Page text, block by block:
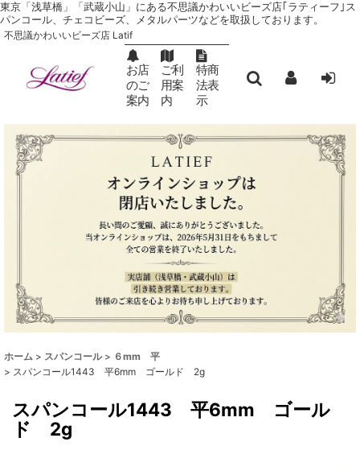
東京「浅草橋」「武蔵小山」にある不思議かわいいビーズ店｢ラティーフ｣ ス
パンコール、チェコビーズ、メタルパーツなどを取扱しております。
不思議かわいいビーズ店 Latif
お店
のご
案内
ご利
用案
内
特商
法表
示
ホーム > スパンコール > ６mm 平
> スパンコール1443 平6mm ゴールド 2g
スパンコール1443 平6mm ゴール
ド 2g